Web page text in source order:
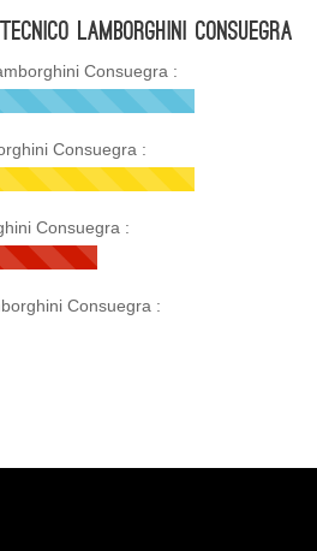
Lamborghini Consuegra
Consuegra :
Consuegra :
Consuegra :
Consuegra :